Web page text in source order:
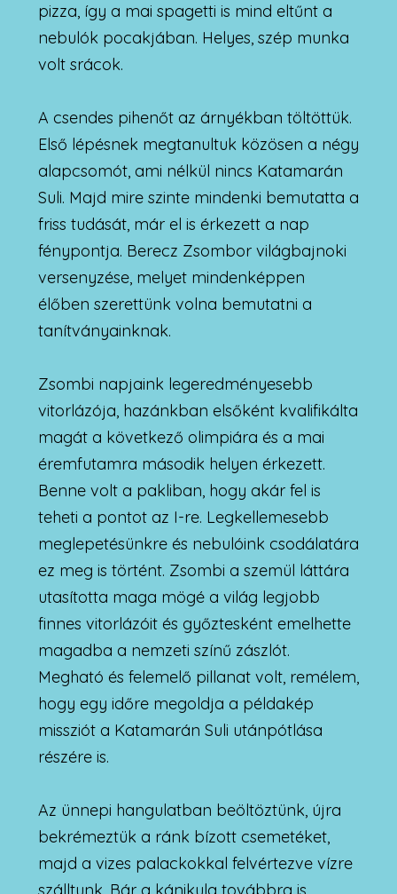
pizza, így a mai spagetti is mind eltűnt a
nebulók pocakjában. Helyes, szép munka
volt srácok.
A csendes pihenőt az árnyékban töltöttük.
Első lépésnek megtanultuk közösen a négy
alapcsomót, ami nélkül nincs Katamarán
Suli. Majd mire szinte mindenki bemutatta a
friss tudását, már el is érkezett a nap
fénypontja. Berecz Zsombor világbajnoki
versenyzése, melyet mindenképpen
élőben szerettünk volna bemutatni a
tanítványainknak.
Zsombi napjaink legeredményesebb
vitorlázója, hazánkban elsőként kvalifikálta
magát a következő olimpiára és a mai
éremfutamra második helyen érkezett.
Benne volt a pakliban, hogy akár fel is
teheti a pontot az I-re. Legkellemesebb
meglepetésünkre és nebulóink csodálatára
ez meg is történt. Zsombi a szemül láttára
utasította maga mögé a világ legjobb
finnes vitorlázóit és győztesként emelhette
magadba a nemzeti színű zászlót.
Megható és felemelő pillanat volt, remélem,
hogy egy időre megoldja a példakép
missziót a Katamarán Suli utánpótlása
részére is.
Az ünnepi hangulatban beöltöztünk, újra
bekrémeztük a ránk bízott csemetéket,
majd a vizes palackokkal felvértezve vízre